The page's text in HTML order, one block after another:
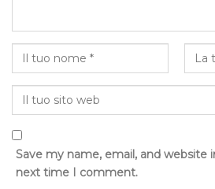
Save my name, email, and website
next time I comment.